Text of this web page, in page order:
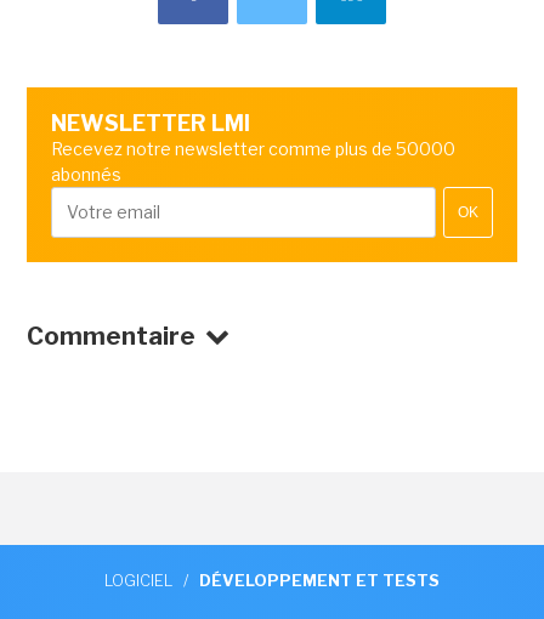
NEWSLETTER LMI
Recevez notre newsletter comme plus de 50000
abonnés
OK
Commentaire
LOGICIEL / DÉVELOPPEMENT ET TESTS